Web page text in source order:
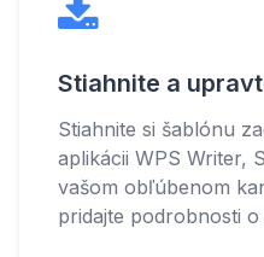
Stiahnite a
Stiahnite si šablónu
aplikácii WPS Writer,
vašom obľúbenom
pridajte podrobnosti o